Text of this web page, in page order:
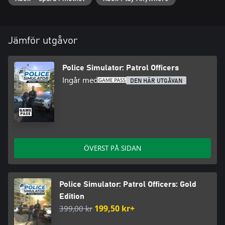
Jämför utgåvor
Police Simulator: Patrol Officers
Ingår med DEN HÄR UTGÅVAN
ÖVERST PÅ SIDAN
Police Simulator: Patrol Officers: Gold
Edition
399,00 kr 199,50 kr+